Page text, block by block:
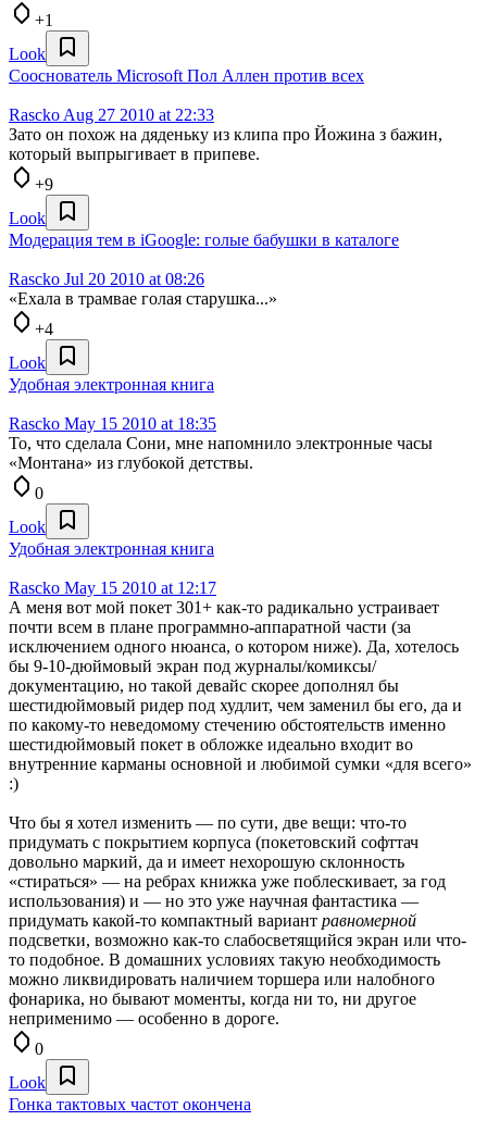
+1
Look
Сооснователь Microsoft Пол Аллен против всех
Rascko Aug 27 2010 at 22:33
Зато он похож на дяденьку из клипа про Йожина з бажин,
который выпрыгивает в припеве.
+9
Look
Модерация тем в iGoogle: голые бабушки в каталоге
Rascko Jul 20 2010 at 08:26
«Ехала в трамвае голая старушка...»
+4
Look
Удобная электронная книга
Rascko May 15 2010 at 18:35
То, что сделала Сони, мне напомнило электронные часы
«Монтана» из глубокой детствы.
0
Look
Удобная электронная книга
Rascko May 15 2010 at 12:17
А меня вот мой покет 301+ как-то радикально устраивает
почти всем в плане программно-аппаратной части (за
исключением одного нюанса, о котором ниже). Да, хотелось
бы 9-10-дюймовый экран под журналы/комиксы/
документацию, но такой девайс скорее дополнял бы
шестидюймовый ридер под худлит, чем заменил бы его, да и
по какому-то неведомому стечению обстоятельств именно
шестидюймовый покет в обложке идеально входит во
внутренние карманы основной и любимой сумки «для всего»
:)
Что бы я хотел изменить — по сути, две вещи: что-то
придумать с покрытием корпуса (покетовский софттач
довольно маркий, да и имеет нехорошую склонность
«стираться» — на ребрах книжка уже поблескивает, за год
использования) и — но это уже научная фантастика —
придумать какой-то компактный вариант равномерной
подсветки, возможно как-то слабосветящийся экран или что-
то подобное. В домашних условиях такую необходимость
можно ликвидировать наличием торшера или налобного
фонарика, но бывают моменты, когда ни то, ни другое
неприменимо — особенно в дороге.
0
Look
Гонка тактовых частот окончена